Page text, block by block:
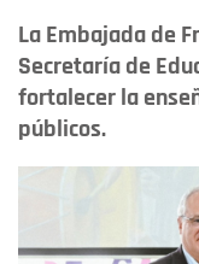
La Embajada de
Secretaría de
fortalecer la
públicos.